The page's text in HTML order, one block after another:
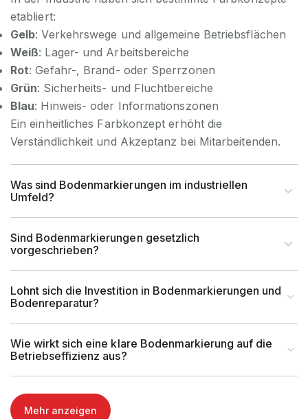
etabliert:
Gelb: Verkehrswege und allgemeine Betriebsflächen
Weiß: Lager- und Arbeitsbereiche
Rot: Gefahr-, Brand- oder Sperrzonen
Grün: Sicherheits- und Fluchtbereiche
Blau: Hinweis- oder Informationszonen
Ein einheitliches Farbkonzept erhöht die
Verständlichkeit und Akzeptanz bei Mitarbeitenden.
Was sind Bodenmarkierungen im industriellen
Umfeld?
Sind Bodenmarkierungen gesetzlich
vorgeschrieben?
Lohnt sich die Investition in Bodenmarkierungen und
Bodenreparatur?
Wie wirkt sich eine klare Bodenmarkierung auf die
Betriebseffizienz aus?
Mehr anzeigen